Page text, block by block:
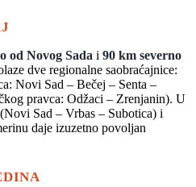
od Novog Sada i 90 km severno
dve regionalne saobraćajnice:
Novi Sad – Bečej – Senta –
pravca: Odžaci – Zrenjanin). U
Sad – Vrbas – Subotica) i
daje izuzetno povoljan